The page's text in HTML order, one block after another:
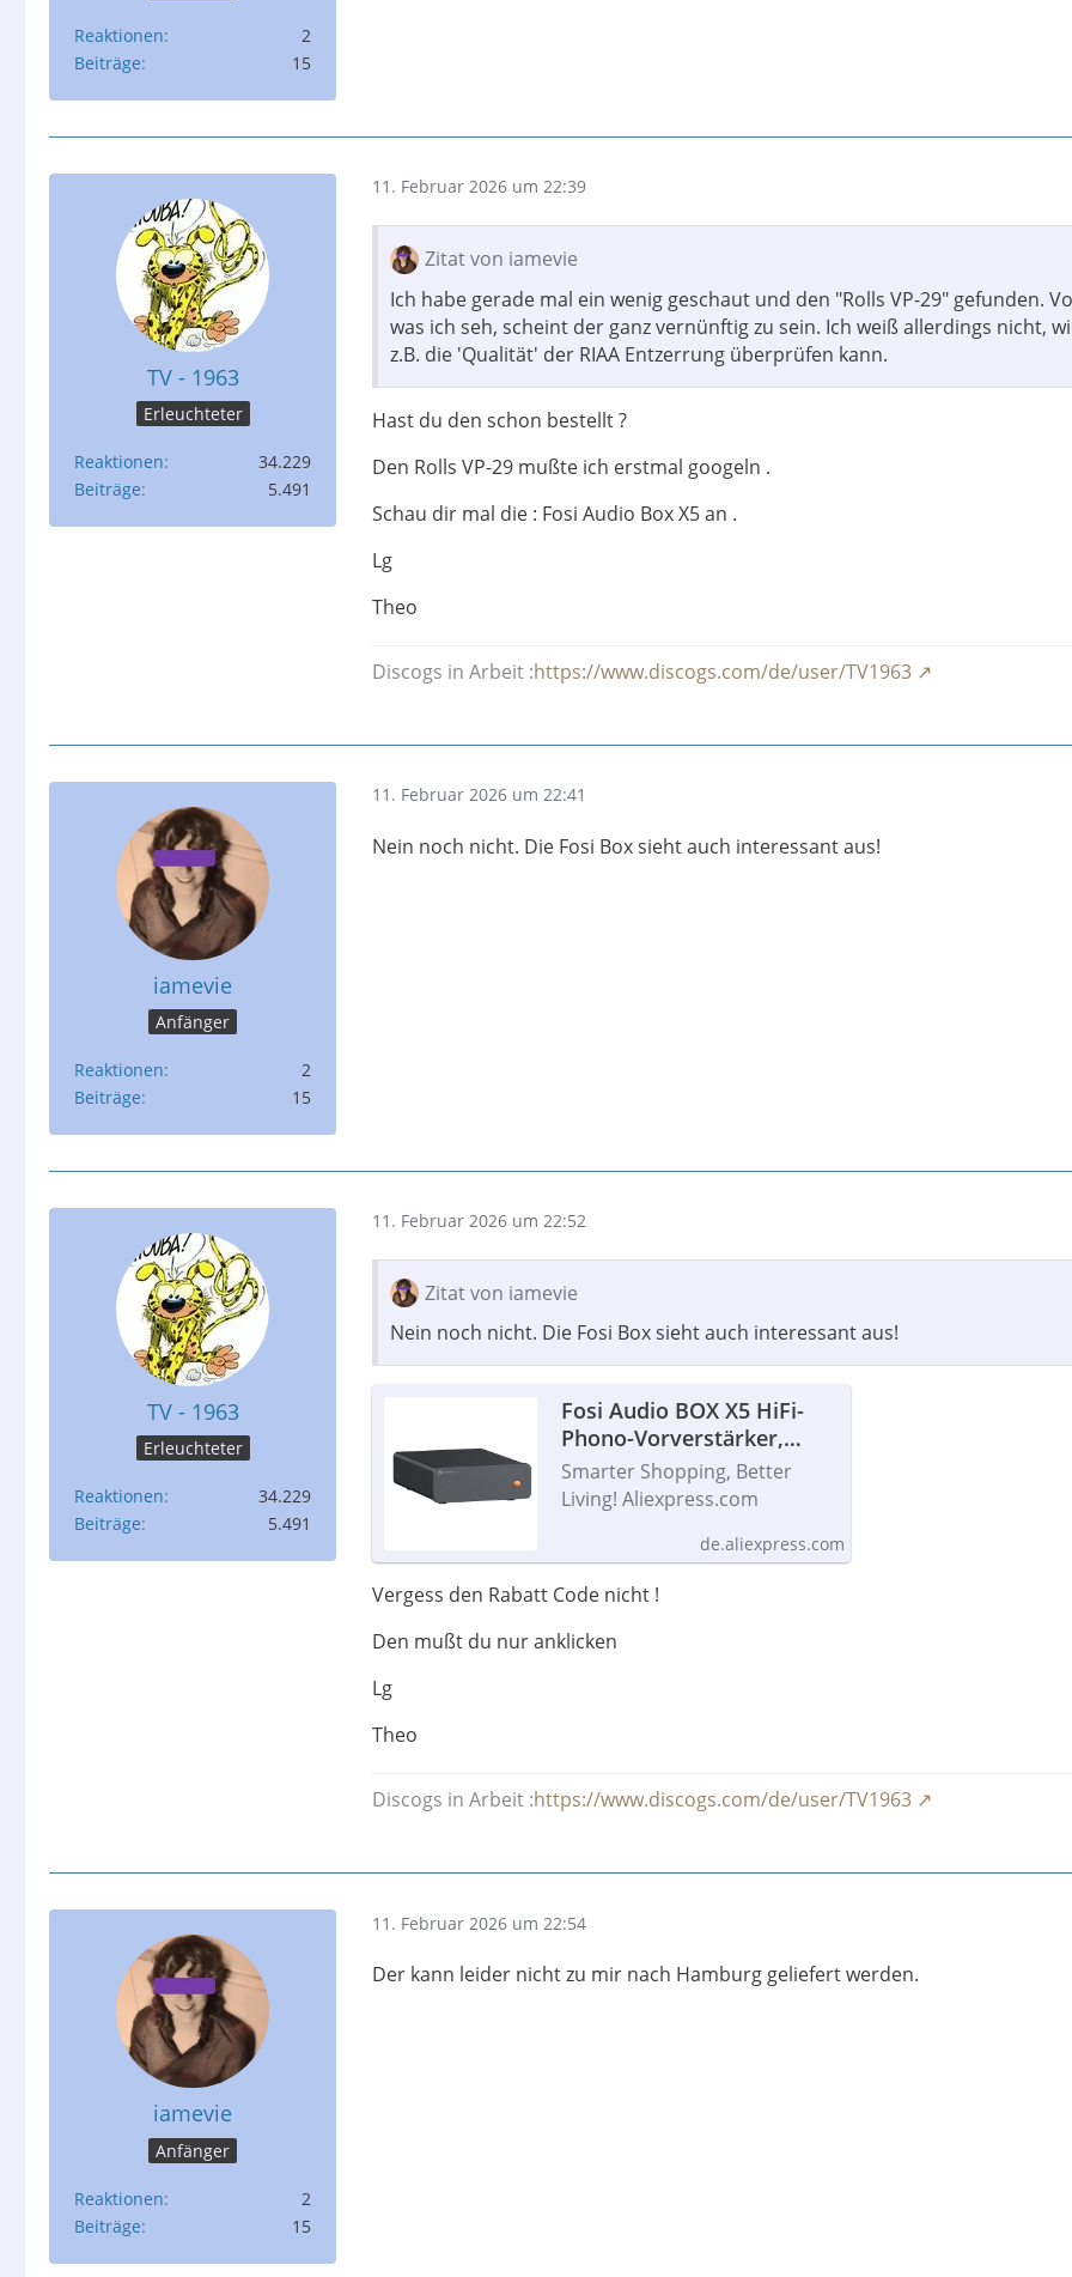
Reaktionen
2
Beiträge
15
TV - 1963
Erleuchteter
Reaktionen
34.229
Beiträge
5.491
11. Februar 2026 um 22:39
Zitat von iamevie
Ich habe gerade mal ein wenig geschaut und den "Rolls VP-29" gefunden.
was ich seh, scheint der ganz vernünftig zu sein. Ich weiß allerdings nicht,
z.B. die 'Qualität' der RIAA Entzerrung überprüfen kann.
Hast du den schon bestellt ?
Den Rolls VP-29 mußte ich erstmal googeln .
Schau dir mal die : Fosi Audio Box X5 an .
Lg
Theo
Discogs in Arbeit :https://www.discogs.com/de/user/TV1963
iamevie
Anfänger
Reaktionen
2
Beiträge
15
11. Februar 2026 um 22:41
Nein noch nicht. Die Fosi Box sieht auch interessant aus!
TV - 1963
Erleuchteter
Reaktionen
34.229
Beiträge
5.491
11. Februar 2026 um 22:52
Zitat von iamevie
Nein noch nicht. Die Fosi Box sieht auch interessant aus!
Fosi Audio BOX X5 HiFi-
Phono-Vorverstärker,
Mini-Vorverstärker Home
Audio für MM/MC-
RIAA-Vorverstärker,
AliExpress
Smarter Shopping, Better
Living! Aliexpress.com
de.aliexpress.com
Vergess den Rabatt Code nicht !
Den mußt du nur anklicken
Lg
Theo
Discogs in Arbeit :https://www.discogs.com/de/user/TV1963
iamevie
Anfänger
Reaktionen
2
Beiträge
15
11. Februar 2026 um 22:54
Der kann leider nicht zu mir nach Hamburg geliefert werden.